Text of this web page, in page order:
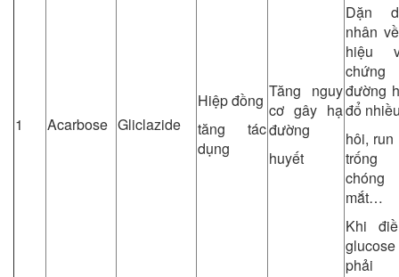
1 Acarbose Gliclazide
Hiệp đồng
tăng tác
dụng
Tăng nguy
cơ gây hạ
đường
huyết
Dặn
nhân
hiệu
đường
đổ
hôi, run
chóng
mắt…
Khi
phải